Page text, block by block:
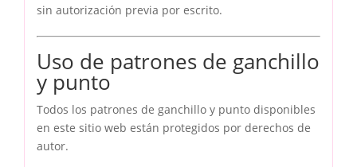
sin autorización previa por escrito.
Uso de patrones de ganchillo
y punto
Todos los patrones de ganchillo y punto disponibles
en este sitio web están protegidos por derechos de
autor.